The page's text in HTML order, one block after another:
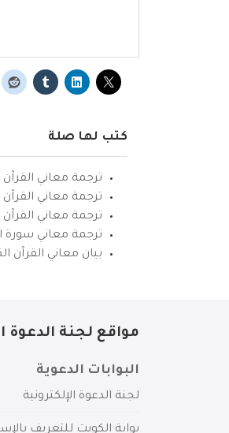
كتب لها صلة
ترجمة معاني القرآن
ترجمة معاني القرآن
ترجمة معاني
ترجمة معاني سورة
بيان معاني القرآن
مواقع لجنة الدعوة
البوابات الدعوية
لجنة الدعوة الإلكترونية
بوابة الكويت للتعريف